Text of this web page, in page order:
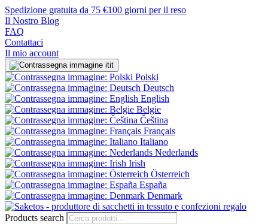
Spedizione gratuita da 75 €100 giorni per il reso
Il Nostro Blog
FAQ
Contattaci
Il mio account
it
Polski
Deutsch
English
Belgie
Čeština
Français
Italiano
Nederlands
Irish
Österreich
España
Denmark
Products search